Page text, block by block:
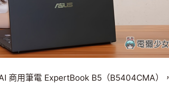
商用筆電 ExpertBook B5（B5404CMA），